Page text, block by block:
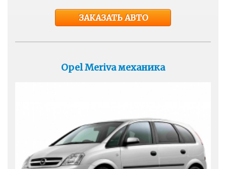
ЗАКАЗАТЬ АВТО
Opel Meriva механика